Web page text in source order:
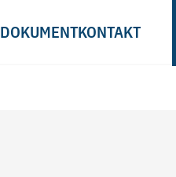
DOKUMENTKONTAKT